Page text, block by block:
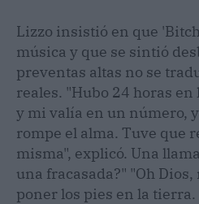
Lizzo insistió en que
música y que se sintió
preventas altas no se
reales. "Hubo 24 horas
y mi valía en un número,
rompe el alma. Tuve que
misma", explicó. Una
una fracasada?" "Oh
poner los pies en la tierra.